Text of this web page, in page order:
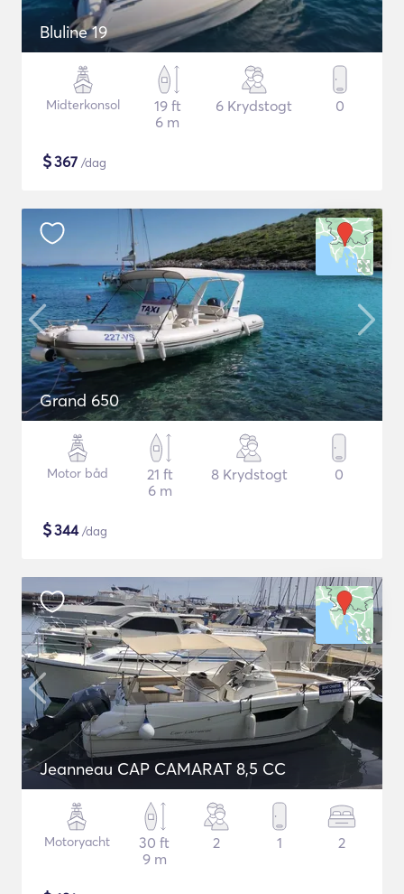
Bluline 19
Midterkonsol
19 ft
6 m
6 Krydstogt 0
$367 /dag
Grand 650
Motor båd
21 ft
6 m
8 Krydstogt 0
$344/dag
Jeanneau CAP CAMARAT 8,5 CC
Motoryacht
30 ft
9 m
2 1 2